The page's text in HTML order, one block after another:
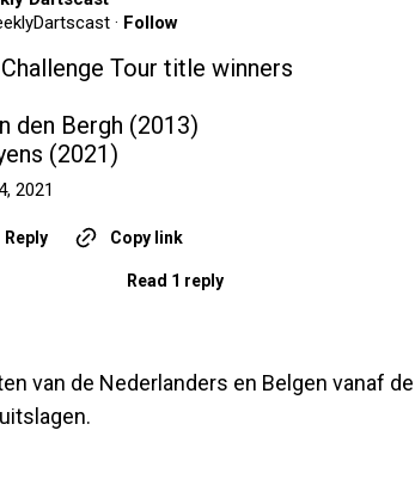
· Follow
Tour title winners
den Bergh (2013)
(2021)
2021
Reply Copy link
Read 1 reply
van de Nederlanders en Belgen vanaf